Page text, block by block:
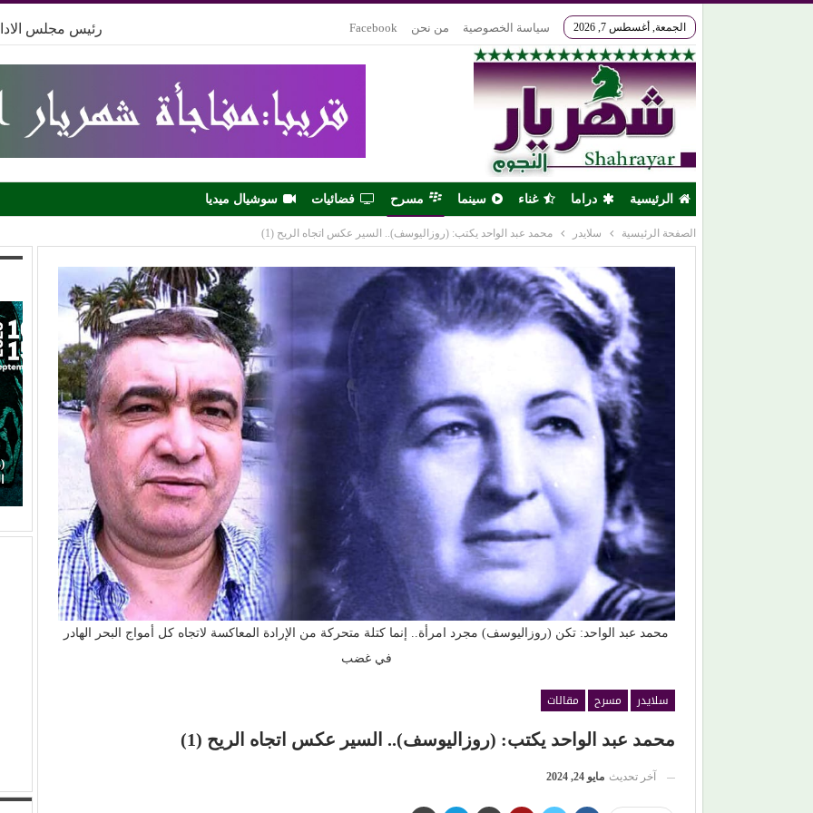
الجمعة, أغسطس 7, 2026 سياسة الخصوصية من نحن Facebook رئيس مجلس
الرئيسية دراما غناء سينما مسرح فضائيات سوشيال ميديا
الصفحة الرئيسية سلايدر محمد عبد الواحد يكتب: (روزاليوسف).. السير عكس اتجاه الريح (1)
محمد عبد الواحد: تكن (روزاليوسف) مجرد امرأة.. إنما كتلة متحركة من الإرادة المعاكسة لاتجاه كل أمواج البحر الهادر
في غضب
سلايدر مسرح
مقالات
محمد عبد الواحد يكتب: (روزاليوسف).. السير عكس اتجاه الريح (1)
آخر تحديث مايو 24, 2024
(بعد الليل).. هل يقدم (محمد الشرنوبي) أهم محطة في
مشواره الفني؟
(هاني شنودة).. الغائب الذي سيقود افتتاح (مهرجان
الغردقة) بألحانه الخالدة